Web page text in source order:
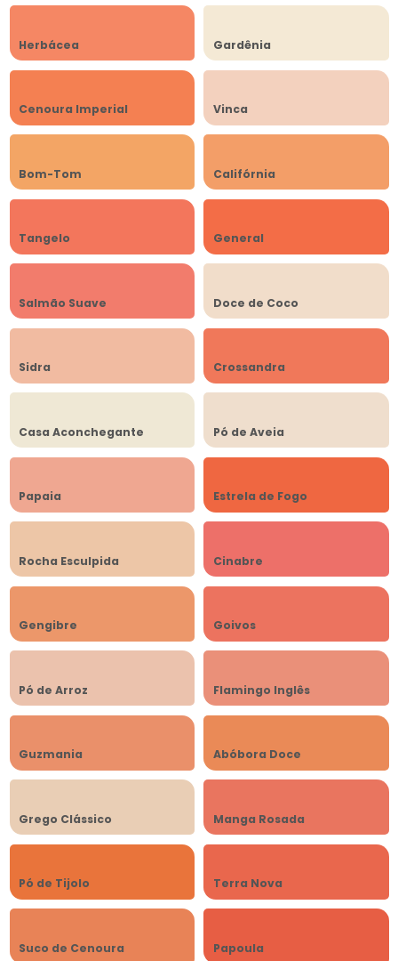
Herbácea Gardênia
Cenoura Imperial Vinca
Bom-Tom Califórnia
Tangelo General
Salmão Suave Doce de Coco
Sidra Crossandra
Casa Aconchegante Pó de Aveia
Papaia Estrela de Fogo
Rocha Esculpida Cinabre
Gengibre Goivos
Pó de Arroz Flamingo Inglês
Guzmania Abóbora Doce
Grego Clássico Manga Rosada
Pó de Tijolo Terra Nova
Suco de Cenoura Papoula